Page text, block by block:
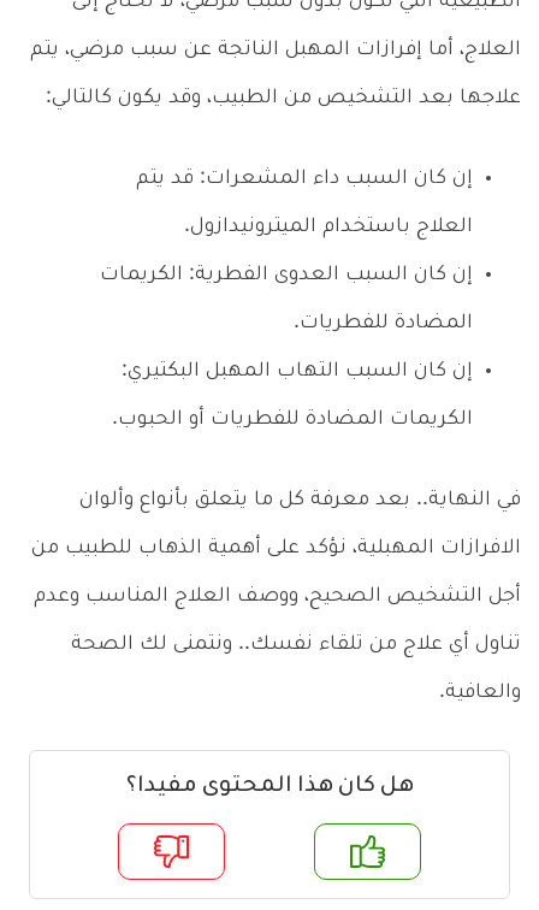
العلاج، أما إفرازات المهبل الناتجة عن سبب مرضي، يتم
علاجها بعد التشخيص من الطبيب، وقد يكون كالتالي:
إن كان السبب داء المشعرات: قد يتم
العلاج باستخدام الميترونيدازول.
إن كان السبب العدوى الفطرية: الكريمات
المضادة للفطريات.
إن كان السبب التهاب المهبل البكتيري:
الكريمات المضادة للفطريات أو الحبوب.
في النهاية.. بعد معرفة كل ما يتعلق بأنواع وألوان
الافرازات المهبلية، نؤكد على أهمية الذهاب للطبيب من
أجل التشخيص الصحيح، ووصف العلاج المناسب وعدم
تناول أي علاج من تلقاء نفسك.. ونتمنى لك الصحة
والعافية.
هل كان هذا المحتوى مفيدا؟
لا